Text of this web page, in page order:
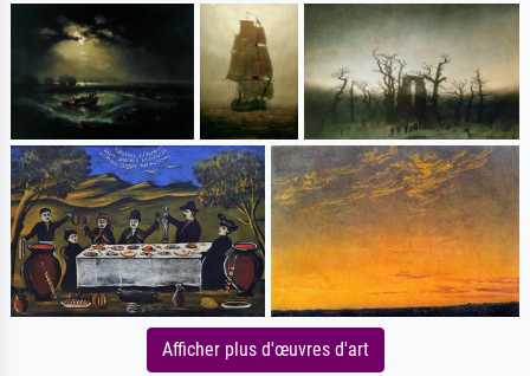
Afficher plus d'œuvres d'art